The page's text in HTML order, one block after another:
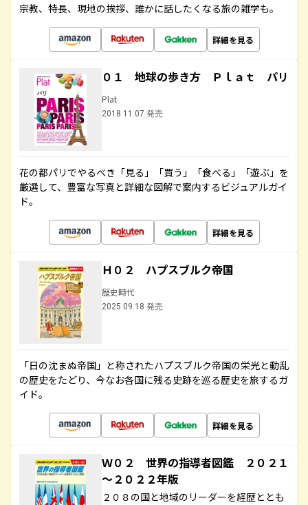
宗教、特長、現地の挨拶、誰かに話したくなる旅の雑学も。
詳細を見る
０１ 地球の歩き方 Ｐｌａｔ パリ
Plat
2018.11.07 発売
花の都パリでやるべき「見る」「買う」「食べる」「遊ぶ」を
厳選して、豊富な写真と詳細な図解で案内するビジュアルガイ
ド。
詳細を見る
Ｈ０２ ハプスブルク帝国
歴史時代
2025.09.18 発売
「日の沈まぬ帝国」と称されたハプスブルク帝国の栄光と動乱
の歴史をたどり、今なお各国に残る史跡を巡る歴史を旅するガ
イド。
詳細を見る
Ｗ０２ 世界の指導者図鑑 ２０２１
～２０２２年版
２０８の国と地域のリーダーを経歴ととも